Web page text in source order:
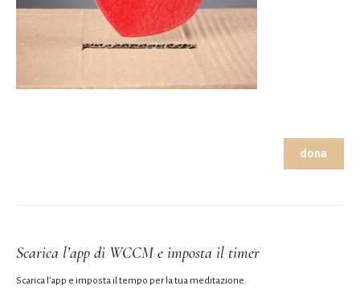
dona
Scarica l’app di WCCM e imposta il timer
Scarica l’app e imposta il tempo per la tua meditazione.